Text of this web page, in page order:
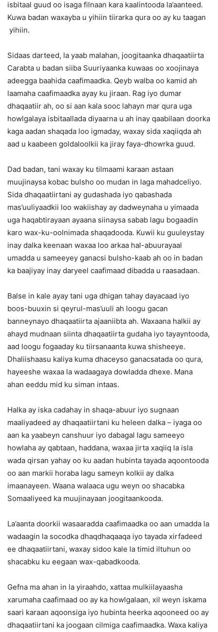
isbitaal guud oo isaga filnaan kara kaalintooda la’aanteed.
Kuwa badan waxayba u yihiin tiirarka qura oo ay ku taagan
yihiin.
Sidaas darteed, la yaab malahan, joogitaanka dhaqaatiirta
Carabta u badan siiba Suuriyaanka kuwaas oo xoojinaya
adeegga baahida caafimaadka. Qeyb walba oo kamid ah
laamaha caafimaadka ayay ku jiraan. Rag iyo dumar
dhaqaatiir ah, oo si aan kala sooc lahayn mar qura uga
howlgalaya isbitaallada diyaarna u ah inay qaabilaan doorka
kaga aadan shaqada loo igmaday, waxay sida xaqiiqda ah
aad u kaabeen goldaloolkii ka jiray faya-dhowrka guud.
Dad badan, tani waxay ku tilmaami karaan astaan
muujinaysa kobac bulsho oo mudan in laga mahadceliyo.
Sida dhaqaatiirtani ay gudashada iyo qabashada
mas’uuliyaadkii loo wakiishay ay dadweynaha u yimaada
uga haqabtirayaan ayaana siinaysa sabab lagu bogaadin
karo wax-ku-oolnimada shaqadooda. Kuwii ku guuleystay
inay dalka keenaan waxaa loo arkaa hal-abuurayaal
umadda u sameeyey ganacsi bulsho-kaab ah oo in badan
ka baajiyay inay daryeel caafimaad dibadda u raasadaan.
Balse in kale ayay tani uga dhigan tahay dayacaad iyo
boos-buuxin si qeyrul-mas’uuli ah loogu gacan
banneynayo dhaqaatiirta ajaaniibta ah. Waxaana halkii ay
ahayd mudnaan siinta dhaqaatiirta gudaha iyo tayayntooda,
aad loogu fogaaday ku tiirsanaanta kuwa shisheeye.
Dhaliishaasu kaliya kuma dhaceyso ganacsatada oo qura,
hayeeshe waxaa la wadaagaya dowladda dhexe. Mana
ahan eeddu mid ku siman intaas.
Halka ay iska cadahay in shaqa-abuur iyo sugnaan
maaliyadeed ay dhaqaatiirtani ku heleen dalka – iyaga oo
aan ka yaabeyn canshuur iyo dabagal lagu sameeyo
howlaha ay qabtaan, haddana, waxaa jirta xaqiiq la isla
wada qirsan yahay oo ku aadan hubinta tayada aqoontooda
oo aan markii horaba lagu sameyn kolkii ay dalka
imaanayeen. Waana walaaca ugu weyn oo shacabka
Somaaliyeed ka muujinayaan joogitaankooda.
La’aanta doorkii wasaaradda caafimaadka oo aan umadda la
wadaagin la socodka dhaqdhaqaaqa iyo tayada xirfadeed
ee dhaqaatiirtani, waxay sidoo kale la timid iltuhun oo
shacabku ku eegaan wax-qabadkooda.
Gefna ma ahan in la yiraahdo, xattaa mulkiilayaasha
xarumaha caafimaad oo ay ka howlgalaan, xil weyn iskama
saari karaan aqoonsiga iyo hubinta heerka aqooneed oo ay
dhaqaatiirtani ka joogaan cilmiga caafimaadka. Waxa kaliya